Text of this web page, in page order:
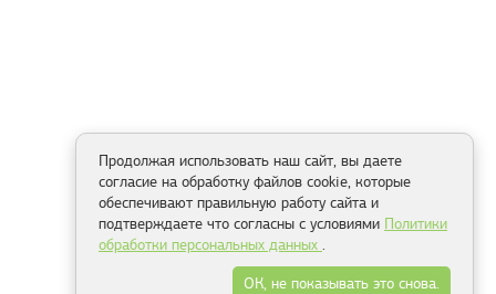
Продолжая использовать наш сайт, вы даете
согласие на обработку файлов cookie, которые
обеспечивают правильную работу сайта и
подтверждаете что согласны с условиями Политики
обработки персональных данных .
ОК, не показывать это снова.